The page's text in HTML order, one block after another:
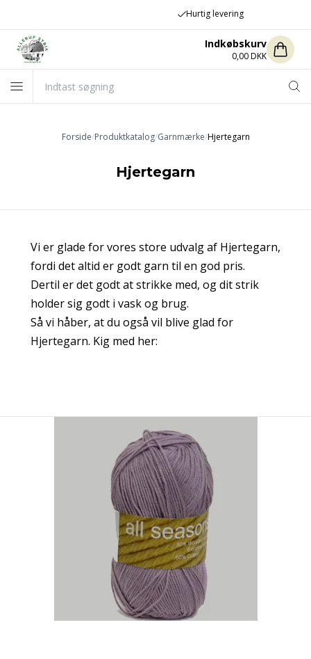
Hurtig levering
Indkøbskurv
0,00 DKK
Forside/Produktkatalog/Garnmærke/Hjertegarn
Hjertegarn
Vi er glade for vores store udvalg af Hjertegarn,
fordi det altid er godt garn til en god pris.
Dertil er det godt at strikke med, og dit strik
holder sig godt i vask og brug.
Så vi håber, at du også vil blive glad for
Hjertegarn. Kig med her: